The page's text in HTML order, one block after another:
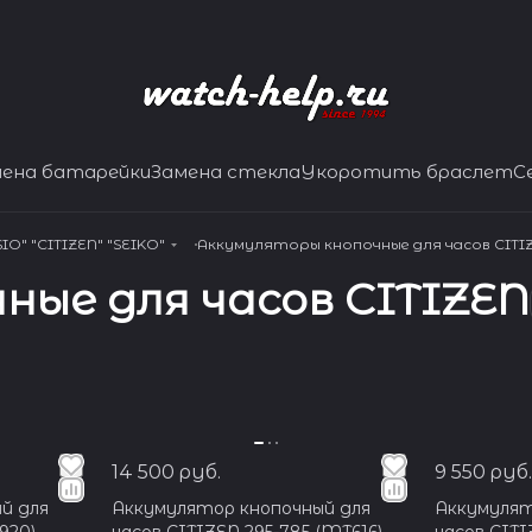
батарейкиЗамена стеклаУкоротить браслет
"CITIZEN" "SEIKO" Аккумуляторы кнопочные для часов
для часов CITIZEN
для
14 500 руб.
Аккумулятор кнопочный для
9 550 руб.